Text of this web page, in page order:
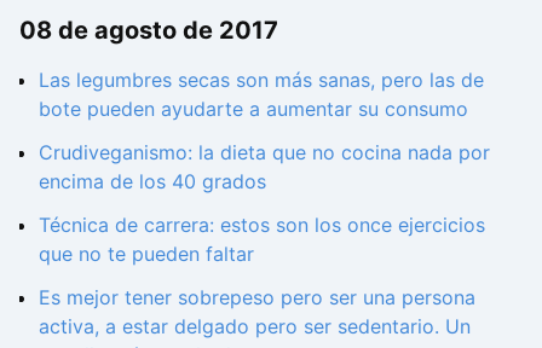
08 de agosto de 2017
Las legumbres secas son más sanas, pero las de
bote pueden ayudarte a aumentar su consumo
Crudiveganismo: la dieta que no cocina nada por
encima de los 40 grados
Técnica de carrera: estos son los once ejercicios
que no te pueden faltar
Es mejor tener sobrepeso pero ser una persona
activa, a estar delgado pero ser sedentario. Un